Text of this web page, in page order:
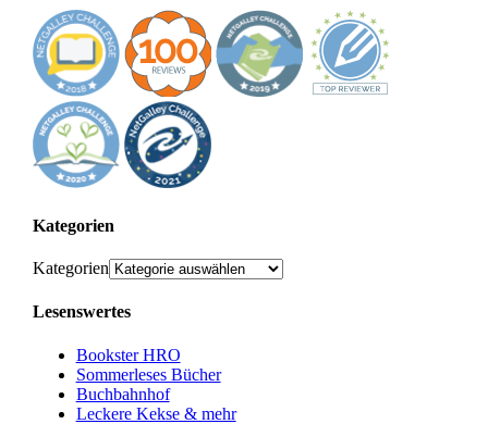
Kategorien
Kategorien
Lesenswertes
Bookster HRO
Sommerleses Bücher
Buchbahnhof
Leckere Kekse & mehr